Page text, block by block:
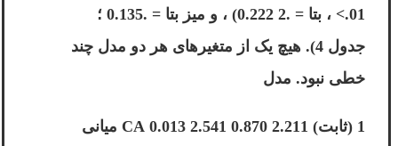
<.01 ، بتا = .2 0.222) ، و میز بتا = .0.135 ؛
جدول 4). هیچ یک از متغیرهای هر دو مدل چند
خطی نبود. مدل
1 (ثابت) 2.211 0.870 2.541 0.013 CA میانی